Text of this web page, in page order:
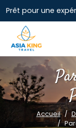
Prêt pour une
Accueil